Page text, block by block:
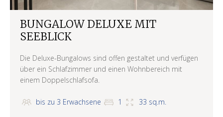
BUNGALOW DELUXE MIT
SEEBLICK
Die Deluxe-Bungalows sind offen gestaltet und verfügen
über ein Schlafzimmer und einen Wohnbereich mit
einem Doppelschlafsofa.
bis zu 3 Erwachsene 1 33 sq.m.